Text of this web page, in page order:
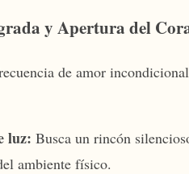
y Apertura del
de amor
luz: Busca un rincón
ambiente físico.